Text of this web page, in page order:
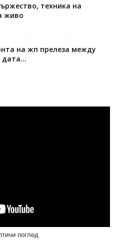
техника на
живо
на жп прелеза между
дата...
поглед